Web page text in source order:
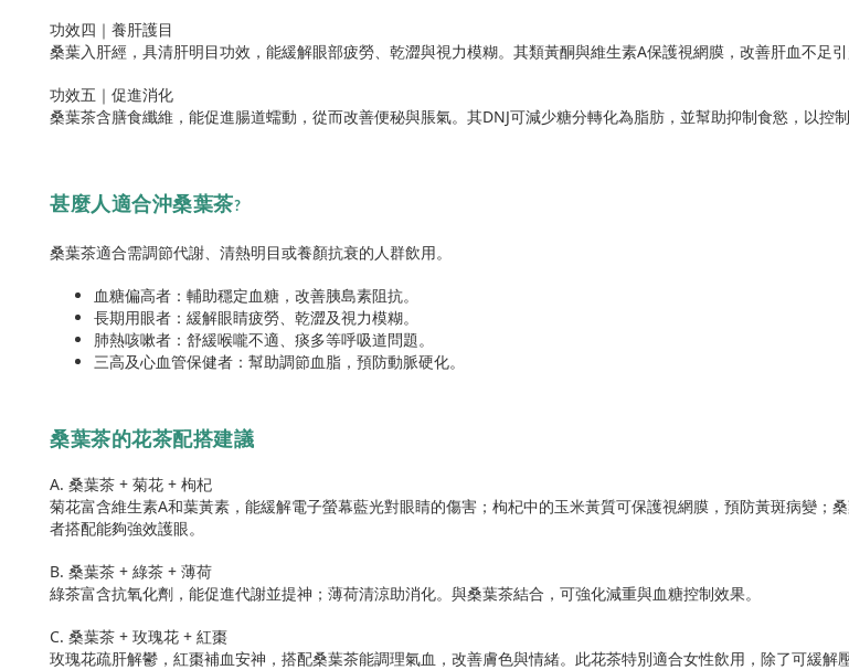
功效四｜養肝護目
桑葉入肝經，具清肝明目功效，能緩解眼部疲勞、乾澀與視力模糊。其類黃酮與維生素A保護視網膜，改善肝血不足
功效五｜促進消化
桑葉茶含膳食纖維，能促進腸道蠕動，從而改善便秘與脹氣。其DNJ可減少糖分轉化為脂肪，並幫助抑制食慾，以控
甚麼人適合沖桑葉茶?
桑葉茶適合需調節代謝、清熱明目或養顏抗衰的人群飲用。
血糖偏高者：輔助穩定血糖，改善胰島素阻抗。
長期用眼者：緩解眼睛疲勞、乾澀及視力模糊。
肺熱咳嗽者：舒緩喉嚨不適、痰多等呼吸道問題。
三高及心血管保健者：幫助調節血脂，預防動脈硬化。
桑葉茶的花茶配搭建議
A. 桑葉茶 + 菊花 + 枸杞
菊花富含維生素A和葉黃素，能緩解電子螢幕藍光對眼睛的傷害；枸杞中的玉米黃質可保護視網膜，預防黃斑病變
者搭配能夠強效護眼。
B. 桑葉茶 + 綠茶 + 薄荷
綠茶富含抗氧化劑，能促進代謝並提神；薄荷清涼助消化。與桑葉茶結合，可強化減重與血糖控制效果。
C. 桑葉茶 + 玫瑰花 + 紅棗
玫瑰花疏肝解鬱，紅棗補血安神，搭配桑葉茶能調理氣血，改善膚色與情緒。此花茶特別適合女性飲用，除了可緩解